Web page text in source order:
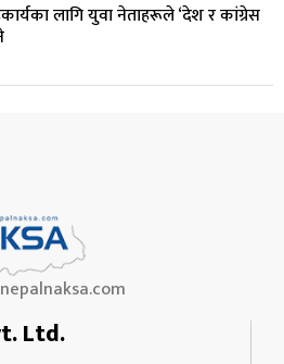
बनाउने लक्ष्यसहित राष्ट्रिय कृषि
लागि युवा नेताहरूले ‘देश र कांग्रेस
Ltd.